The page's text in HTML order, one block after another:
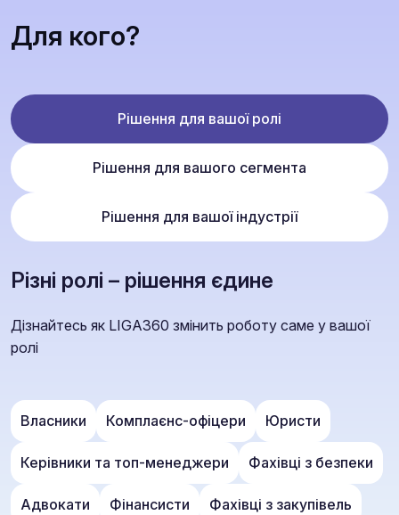
Для кого?
Рішення для вашої ролі
Рішення для вашого сегмента
Рішення для вашої індустрії
Різні ролі – рішення єдине
Дізнайтесь як LIGA360 змінить роботу саме у вашої
ролі
Власники Комплаєнс-офіцери Юристи
Керівники та топ-менеджери Фахівці з безпеки
Адвокати Фінансисти Фахівці з закупівель